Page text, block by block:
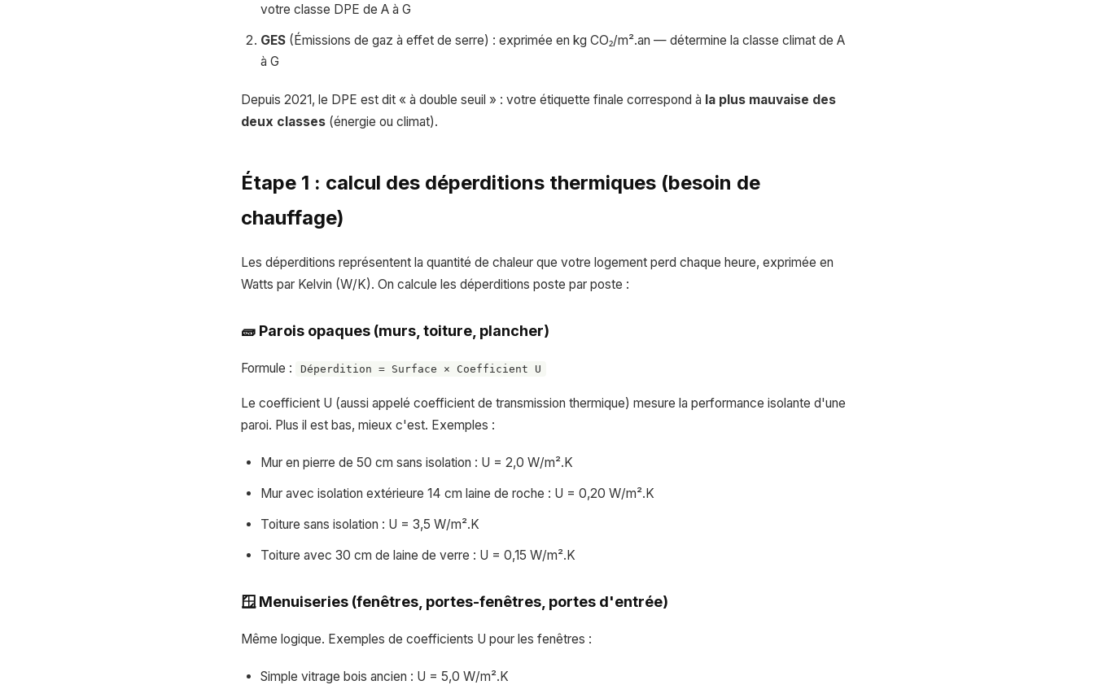
votre classe DPE de A à G
GES (Émissions de gaz à effet de serre) : exprimée en kg CO₂/m².an — détermine la classe climat de A
à G
Depuis 2021, le DPE est dit « à double seuil » : votre étiquette finale correspond à la plus mauvaise des
deux classes (énergie ou climat).
Étape 1 : calcul des déperditions thermiques (besoin de
chauffage)
Les déperditions représentent la quantité de chaleur que votre logement perd chaque heure, exprimée en
Watts par Kelvin (W/K). On calcule les déperditions poste par poste :
🧱 Parois opaques (murs, toiture, plancher)
Formule : Déperdition = Surface × Coefficient U
Le coefficient U (aussi appelé coefficient de transmission thermique) mesure la performance isolante d'une
paroi. Plus il est bas, mieux c'est. Exemples :
Mur en pierre de 50 cm sans isolation : U = 2,0 W/m².K
Mur avec isolation extérieure 14 cm laine de roche : U = 0,20 W/m².K
Toiture sans isolation : U = 3,5 W/m².K
Toiture avec 30 cm de laine de verre : U = 0,15 W/m².K
🪟 Menuiseries (fenêtres, portes-fenêtres, portes d'entrée)
Même logique. Exemples de coefficients U pour les fenêtres :
Simple vitrage bois ancien : U = 5,0 W/m².K